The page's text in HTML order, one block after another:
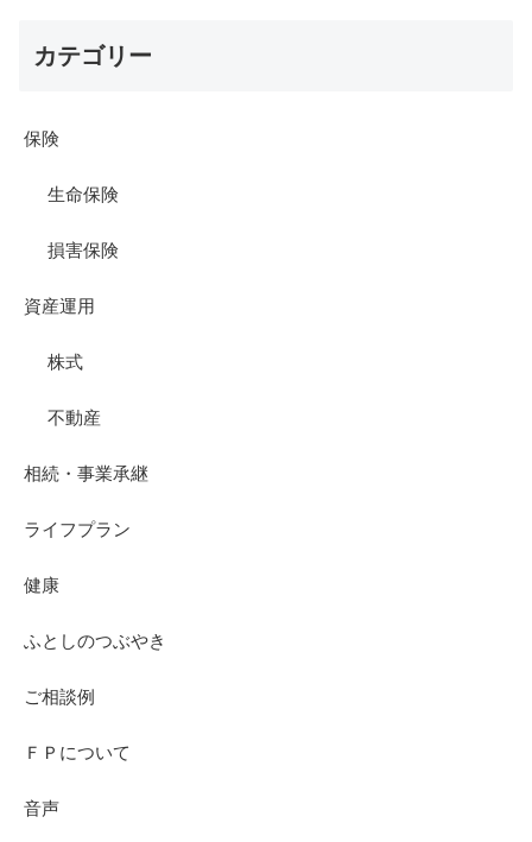
カテゴリー
保険
生命保険
損害保険
資産運用
株式
不動産
相続・事業承継
ライフプラン
健康
ふとしのつぶやき
ご相談例
ＦＰについて
音声